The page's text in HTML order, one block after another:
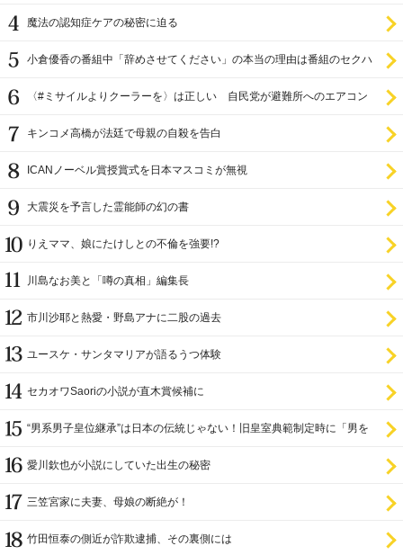
魔法の認知症ケアの秘密に迫る
小倉優香の番組中「辞めさせてください」の本当の理由は番組のセクハ
〈#ミサイルよりクーラーを〉は正しい 自民党が避難所へのエアコン
キンコメ高橋が法廷で母親の自殺を告白
ICANノーベル賞授賞式を日本マスコミが無視
大震災を予言した霊能師の幻の書
りえママ、娘にたけしとの不倫を強要!?
川島なお美と「噂の真相」編集長
市川沙耶と熱愛・野島アナに二股の過去
ユースケ・サンタマリアが語るうつ体験
セカオワSaoriの小説が直木賞候補に
“男系男子皇位継承”は日本の伝統じゃない！旧皇室典範制定時に「男を
愛川欽也が小説にしていた出生の秘密
三笠宮家に夫妻、母娘の断絶が！
竹田恒泰の側近が詐欺逮捕、その裏側には